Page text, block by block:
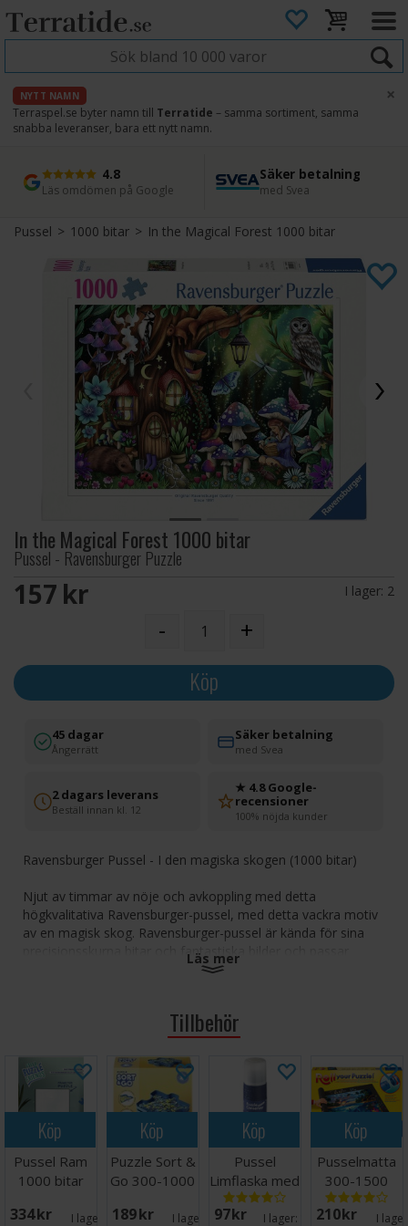
NYTT NAMN
Terraspel.se byter namn till Terratide – samma sortiment, samma
snabba leveranser, bara ett nytt namn.
×
4.8
Läs omdömen på Google
Säker betalning
med Svea
Snabb leverans
Direkt från lager
45 dagars ångerrätt
Enkel retur
Pussel> 1000 bitar> In the Magical Forest 1000 bitar
In the Magical Forest 1000 bitar
Pussel - Ravensburger Puzzle
157 SEK I lager: 2
- +
Köp
45 dagar
Ångerrätt
Säker betalning
med Svea
2 dagars leverans
Beställ innan kl. 12
★ 4.8 Google-
recensioner
100% nöjda kunder
Ravensburger Pussel - I den magiska skogen (1000 bitar)
Njut av timmar av nöje och avkoppling med detta
högkvalitativa Ravensburger-pussel, med detta vackra motiv
av en magisk skog. Ravensburger-pussel är kända för sina
precisionsskurna bitar och fantastiska bilder och passar
perfekt varje gång, vilket garanterar en tillfredsställande
Med 1000 bitar är detta pussel utformat för att ge dig både
en utmaning och en belönande känsla av prestation när du
placerar de invecklade detaljerna. Oavsett om du är en
erfaren pusselentusiast eller nybörjare är detta pussel perfekt
för avkoppling eller för att tillbringa kvalitetstid med familj
och vänner.
Förstklassig kvalitet:
Tjocka, hållbara bitar med
perfekt passform, så att det inte blir någon frustration
under monteringen.
Vacker design:
Fantastiska och livfulla konstverk som
Läs mer
Tillbehör
Köp
Pussel Ram
1000 bitar
334 SEK I lager:
Köp
Puzzle Sort &
Go 300-1000
189 SEK I lager: 3
Köp
Pussel
Limflaska med
svamp
97 SEK I lager:
Köp
Pusselmatta
300-1500
bitar
210 SEK I